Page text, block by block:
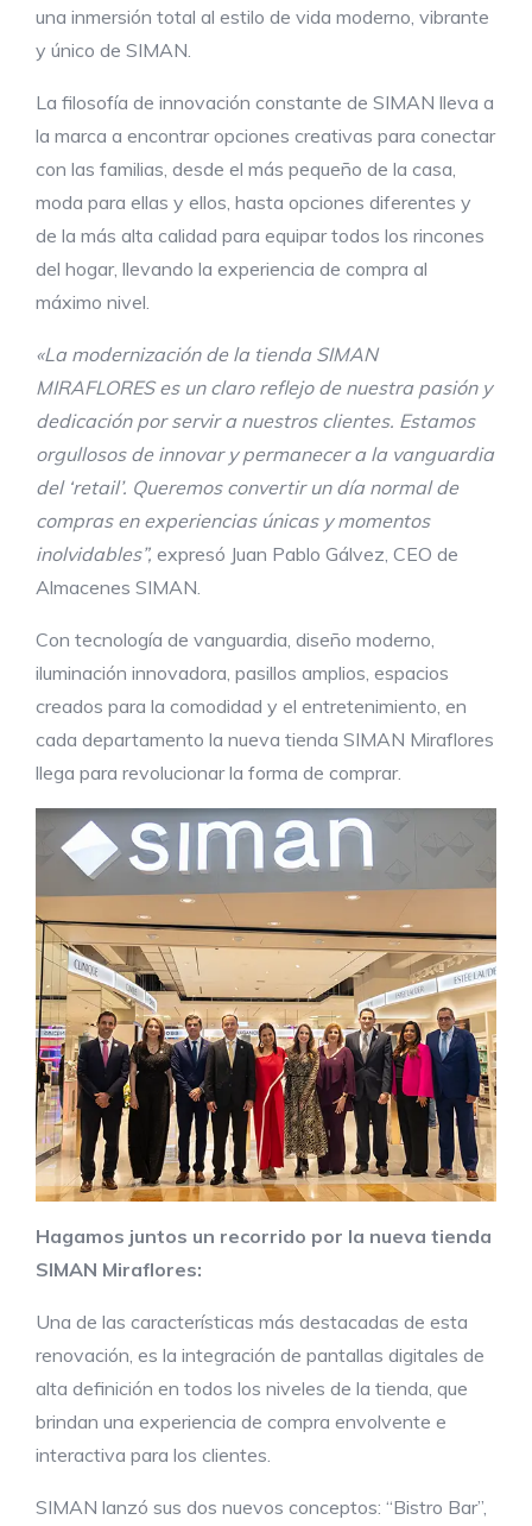
una inmersión total al estilo de vida moderno, vibrante
y único de SIMAN.
La filosofía de innovación constante de SIMAN lleva a
la marca a encontrar opciones creativas para conectar
con las familias, desde el más pequeño de la casa,
moda para ellas y ellos, hasta opciones diferentes y
de la más alta calidad para equipar todos los rincones
del hogar, llevando la experiencia de compra al
máximo nivel.
«La modernización de la tienda SIMAN
MIRAFLORES es un claro reflejo de nuestra pasión y
dedicación por servir a nuestros clientes. Estamos
orgullosos de innovar y permanecer a la vanguardia
del ‘retail’. Queremos convertir un día normal de
compras en experiencias únicas y momentos
inolvidables”, expresó Juan Pablo Gálvez, CEO de
Almacenes SIMAN.
Con tecnología de vanguardia, diseño moderno,
iluminación innovadora, pasillos amplios, espacios
creados para la comodidad y el entretenimiento, en
cada departamento la nueva tienda SIMAN Miraflores
llega para revolucionar la forma de comprar.
Hagamos juntos un recorrido por la nueva tienda
SIMAN Miraflores:
Una de las características más destacadas de esta
renovación, es la integración de pantallas digitales de
alta definición en todos los niveles de la tienda, que
brindan una experiencia de compra envolvente e
interactiva para los clientes.
SIMAN lanzó sus dos nuevos conceptos: “Bistro Bar”,